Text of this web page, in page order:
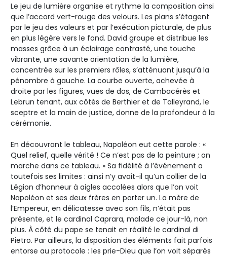
Le jeu de lumière organise et rythme la composition ainsi
que l’accord vert-rouge des velours. Les plans s’étagent
par le jeu des valeurs et par l’exécution picturale, de plus
en plus légère vers le fond. David groupe et distribue les
masses grâce à un éclairage contrasté, une touche
vibrante, une savante orientation de la lumière,
concentrée sur les premiers rôles, s’atténuant jusqu’à la
pénombre à gauche. La courbe ouverte, achevée à
droite par les figures, vues de dos, de Cambacérès et
Lebrun tenant, aux côtés de Berthier et de Talleyrand, le
sceptre et la main de justice, donne de la profondeur à la
cérémonie.
En découvrant le tableau, Napoléon eut cette parole : «
Quel relief, quelle vérité ! Ce n’est pas de la peinture ; on
marche dans ce tableau. » Sa fidélité à l’événement a
toutefois ses limites : ainsi n’y avait-il qu’un collier de la
Légion d’honneur à aigles accolées alors que l’on voit
Napoléon et ses deux frères en porter un. La mère de
l’Empereur, en délicatesse avec son fils, n’était pas
présente, et le cardinal Caprara, malade ce jour-là, non
plus. À côté du pape se tenait en réalité le cardinal di
Pietro. Par ailleurs, la disposition des éléments fait parfois
entorse au protocole : les prie-Dieu que l’on voit séparés